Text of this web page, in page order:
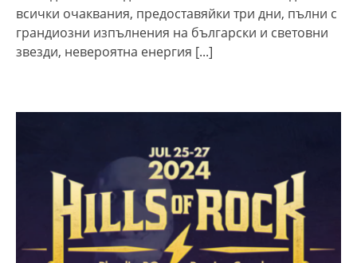
всички очаквания, предоставяйки три дни, пълни с
грандиозни изпълнения на български и световни
звезди, невероятна енергия [...]